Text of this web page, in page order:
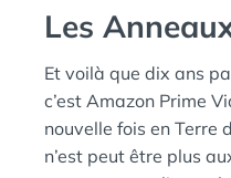
Les
Et voilà que dix ans
c’est Amazon Prime
nouvelle fois en Terre
n’est peut être plus